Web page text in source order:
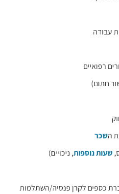
עבודה
רפואיים
חתום)
השכר
שעות נוספות, ניכויים)
כספים לקרן פנסיה/השתלמות